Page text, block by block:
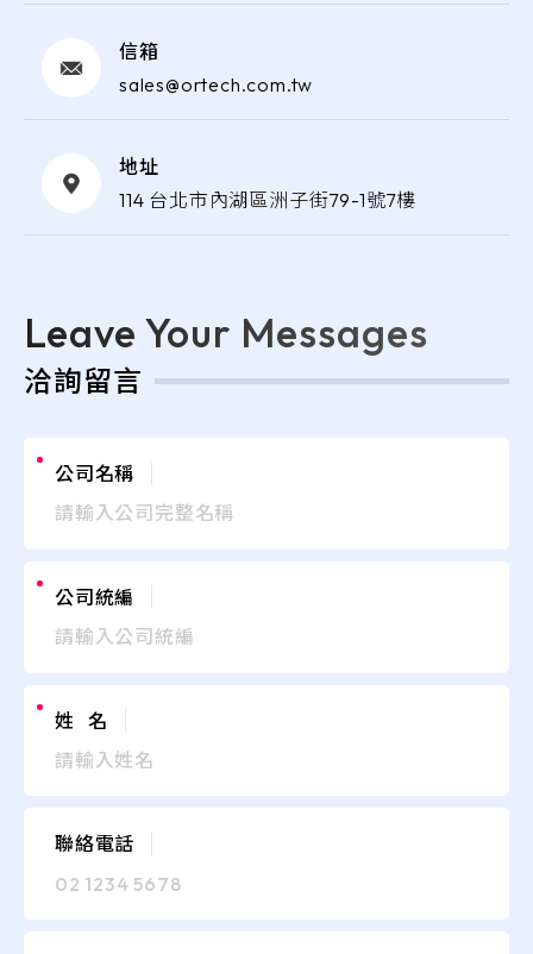
信箱
sales@ortech.com.tw
地址
114 台北市內湖區洲子街79-1號7樓
Leave Your Messages
洽詢留言
公司名稱
公司統編
姓 名
聯絡電話